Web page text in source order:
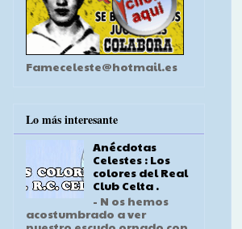
Fameceleste@hotmail.es
Lo más interesante
Anécdotas
Celestes : Los
colores del Real
Club Celta .
- N os hemos
acostumbrado a ver